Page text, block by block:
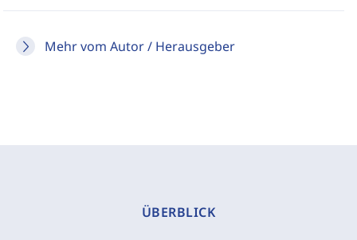
Mehr vom Autor / Herausgeber
ÜBERBLICK